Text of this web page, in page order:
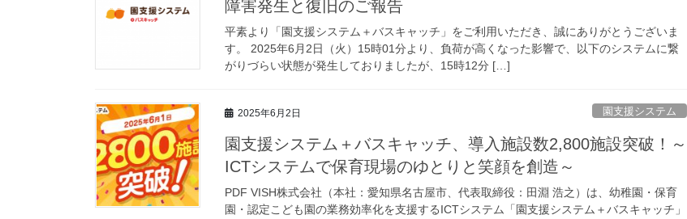
障害発生と復旧のご報告
平素より「園支援システム＋バスキャッチ」をご利用いただき、誠にありがとうございま
す。 2025年6月2日（火）15時01分より、負荷が高くなった影響で、以下のシステムに繋
がりづらい状態が発生しておりましたが、15時12分 […]
2025年6月2日 園支援システム
園支援システム＋バスキャッチ、導入施設数2,800施設突破！～
ICTシステムで保育現場のゆとりと笑顔を創造～
PDF VISH株式会社（本社：愛知県名古屋市、代表取締役：田淵 浩之）は、幼稚園・保育
園・認定こども園の業務効率化を支援するICTシステム「園支援システム＋バスキャッチ」